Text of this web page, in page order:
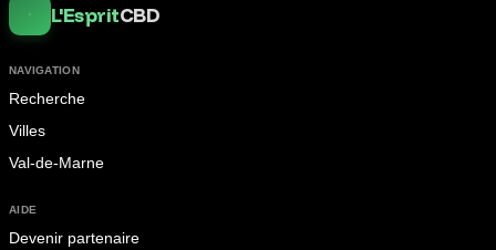
L'EspritCBD
NAVIGATION
Recherche
Villes
Val-de-Marne
AIDE
Devenir partenaire